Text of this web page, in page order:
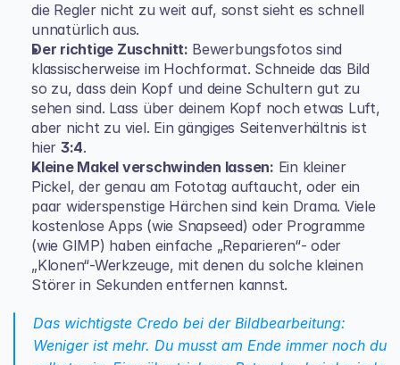
die Regler nicht zu weit auf, sonst sieht es schnell
unnatürlich aus.
Der richtige Zuschnitt: Bewerbungsfotos sind
klassischerweise im Hochformat. Schneide das Bild
so zu, dass dein Kopf und deine Schultern gut zu
sehen sind. Lass über deinem Kopf noch etwas Luft,
aber nicht zu viel. Ein gängiges Seitenverhältnis ist
hier 3:4.
Kleine Makel verschwinden lassen: Ein kleiner
Pickel, der genau am Fototag auftaucht, oder ein
paar widerspenstige Härchen sind kein Drama. Viele
kostenlose Apps (wie Snapseed) oder Programme
(wie GIMP) haben einfache „Reparieren“- oder
„Klonen“-Werkzeuge, mit denen du solche kleinen
Störer in Sekunden entfernen kannst.
Das wichtigste Credo bei der Bildbearbeitung:
Weniger ist mehr. Du musst am Ende immer noch du